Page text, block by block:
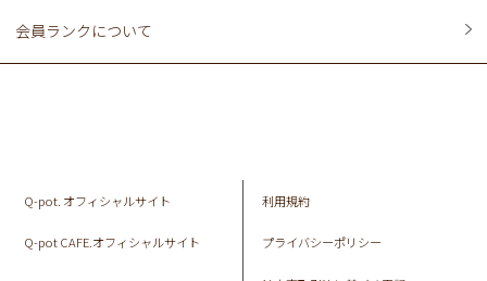
会員ランクについて
Q-pot. オフィシャルサイト
Q-pot CAFE.オフィシャルサイト
利用規約
プライバシーポリシー